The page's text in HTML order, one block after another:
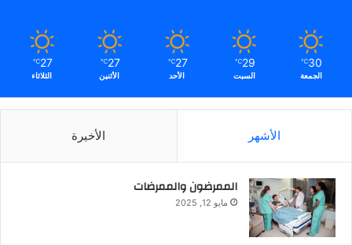
30
℃
الجمعة
29
℃
السبت
27
℃
الأحد
27
℃
الأثنين
27
℃
الثلاثاء
الأشهر الأخيرة
الممرضون والممرضات
مايو 12, 2025